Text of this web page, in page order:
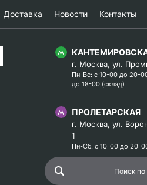
Доставка Новости Контакты
г. Москва, ул.
Пн-Вс: с 10-00 до 20-
до 18-00 (склад)
ПРОЛЕТАРСКАЯ
г. Москва, ул.
1
Пн-Сб: с 10-00 до 20-